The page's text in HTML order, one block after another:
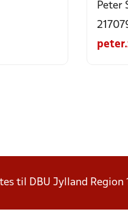
Peter
til DBU Jylland Region